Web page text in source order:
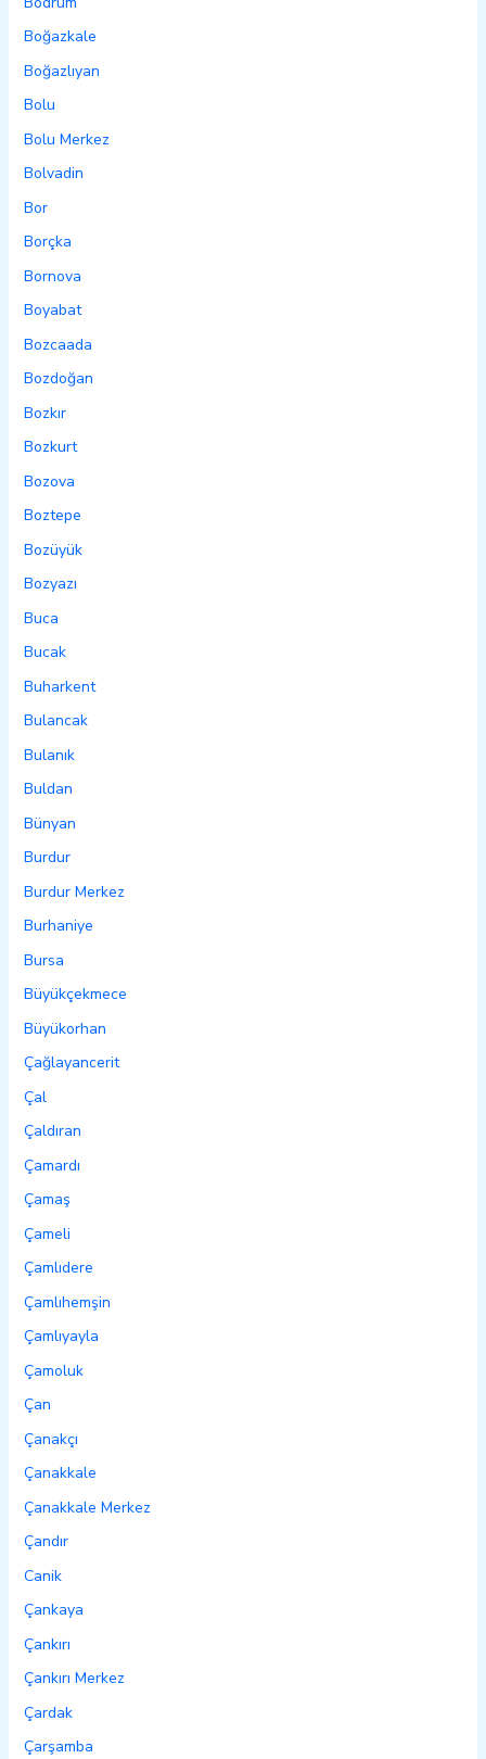
Boğazkale
Boğazlıyan
Bolu
Bolu Merkez
Bolvadin
Bor
Borçka
Bornova
Boyabat
Bozcaada
Bozdoğan
Bozkır
Bozkurt
Bozova
Boztepe
Bozüyük
Bozyazı
Buca
Bucak
Buharkent
Bulancak
Bulanık
Buldan
Bünyan
Burdur
Burdur Merkez
Burhaniye
Bursa
Büyükçekmece
Büyükorhan
Çağlayancerit
Çal
Çaldıran
Çamardı
Çamaş
Çameli
Çamlıdere
Çamlıhemşin
Çamlıyayla
Çamoluk
Çan
Çanakçı
Çanakkale
Çanakkale Merkez
Çandır
Canik
Çankaya
Çankırı
Çankırı Merkez
Çardak
Çarşamba